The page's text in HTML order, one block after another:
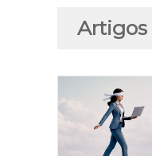
Artigos